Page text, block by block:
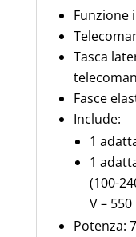
Funzione
Tasca
Fasce
Include:
1
1
(100-
V – 550
Potenza: